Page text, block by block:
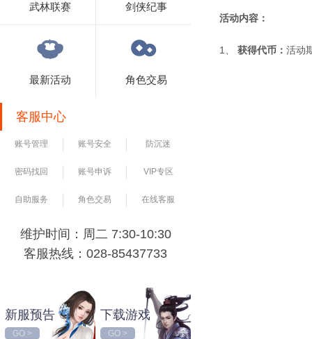
武林联赛 剑侠纪事
最新活动 角色交易
客服中心
账号管理 账号安全 防沉迷
密码找回 账号申诉 VIP专区
自助服务 角色交易 在线客服
维护时间：周二 7:30-10:30
客服热线：028-85437733
新服预告
GO >
下载游戏
GO >
活动内容：
1、 获得代币： 活动